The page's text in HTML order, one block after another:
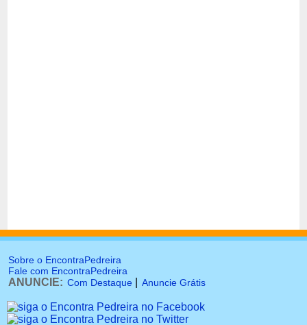
Sobre o EncontraPedreira
Fale com EncontraPedreira
ANUNCIE: Com Destaque Anuncie Grátis